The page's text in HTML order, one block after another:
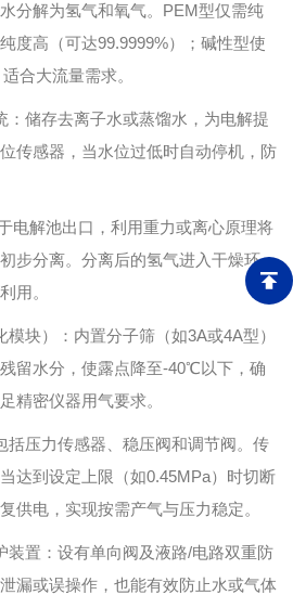
分解为氢气和氧气。PEM型仅需纯
度高（可达99.9999%）；碱性型使
合大流量需求。
储存去离子水或蒸馏水，为电解提
传感器，当水位过低时自动停机，防
解池出口，利用重力或离心原理将
步分离。分离后的氢气进入干燥环
用。
块）：内置分子筛（如3A或4A型）
留水分，使露点降至-40℃以下，确
精密仪器用气要求。
压力传感器、稳压阀和调节阀。传
达到设定上限（如0.45MPa）时切断
供电，实现按需产气与压力稳定。
置：设有单向阀及液路/电路双重防
漏或误操作，也能有效防止水或气体